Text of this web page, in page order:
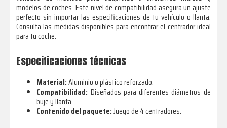
modelos de coches. Este nivel de compatibilidad asegura un ajuste
perfecto sin importar las especificaciones de tu vehículo o llanta.
Consulta las medidas disponibles para encontrar el centrador ideal
para tu coche.
Especificaciones técnicas
Material:Aluminio o plástico reforzado.
Compatibilidad: Diseñados para diferentes diámetros de
buje y llanta.
Contenido del paquete:Juego de 4 centradores.